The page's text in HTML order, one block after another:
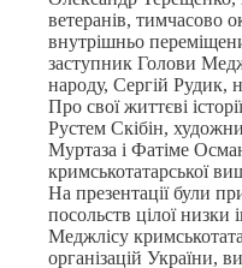
ветеранів, тимчасово
внутрішньо
заступник Голови
народу, Сергій Рудик,
Про свої життєві
Рустем Скібін,
Муртаза і Фатіме
кримськотатарської
На презентації були
посольств цілої
Меджлісу
організацій України,